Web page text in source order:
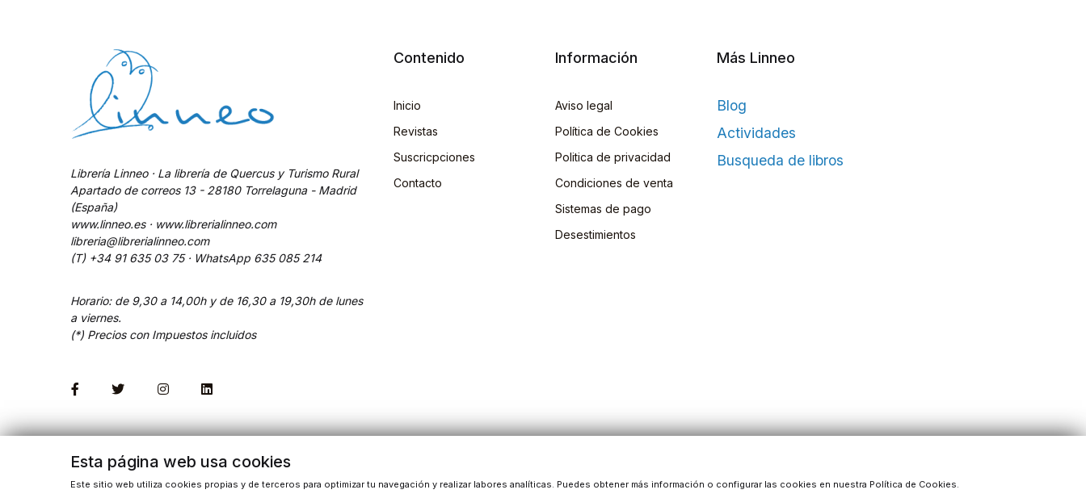
Librería Linneo · La librería de Quercus y Turismo Rural
Apartado de correos 13 - 28180 Torrelaguna - Madrid
(España)
www.linneo.es · www.librerialinneo.com
libreria@librerialinneo.com
(T) +34 91 635 03 75 · WhatsApp 635 085 214
Horario: de 9,30 a 14,00h y de 16,30 a 19,30h de lunes
a viernes.
(*) Precios con Impuestos incluidos
Contenido
Inicio
Revistas
Suscricpciones
Contacto
Información
Aviso legal
Política de Cookies
Politica de privacidad
Condiciones de venta
Sistemas de pago
Desestimientos
Más Linneo
Blog
Actividades
Busqueda de libros
Esta página web usa cookies
Este sitio web utiliza cookies propias y de terceros para optimizar tu navegación y realizar labores analíticas. Puedes obtener más información o configurar las cookies en nuestra Política de Cookies.